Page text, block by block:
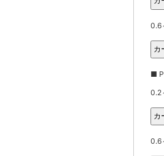
0.6
■
0.2
0.6